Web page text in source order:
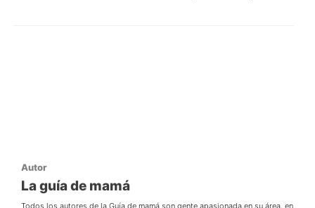
Autor
La guía de mamá
Todos los autores de la Guía de mamá son gente apasionada en su área, en